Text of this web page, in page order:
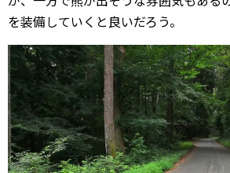
を装備していくと良いだろう。